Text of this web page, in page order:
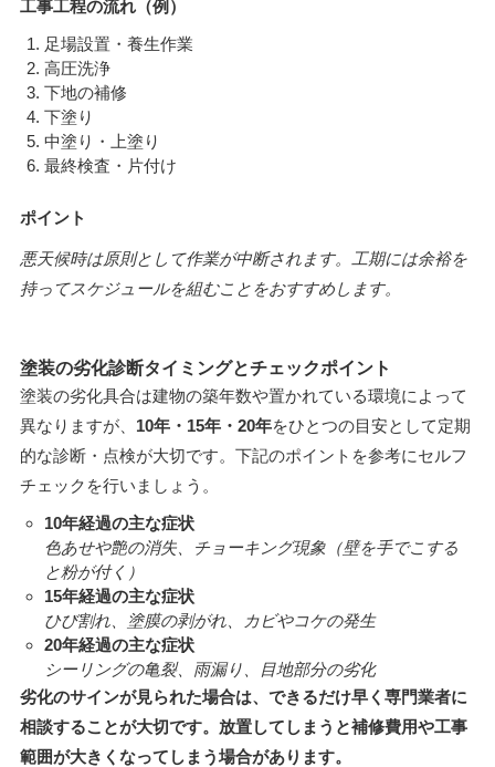
工事工程の流れ（例）
足場設置・養生作業
高圧洗浄
下地の補修
下塗り
中塗り・上塗り
最終検査・片付け
ポイント
悪天候時は原則として作業が中断されます。工期には余裕を
持ってスケジュールを組むことをおすすめします。
塗装の劣化診断タイミングとチェックポイント
塗装の劣化具合は建物の築年数や置かれている環境によって
異なりますが、 10年・15年・20年をひとつの目安として定期
的な診断・点検が大切です。下記のポイントを参考にセルフ
チェックを行いましょう。
10年経過の主な症状
色あせや艶の消失、チョーキング現象（壁を手でこする
と粉が付く）
15年経過の主な症状
ひび割れ、塗膜の剥がれ、カビやコケの発生
20年経過の主な症状
シーリングの亀裂、雨漏り、目地部分の劣化
劣化のサインが見られた場合は、できるだけ早く専門業者に
相談することが大切です。放置してしまうと補修費用や工事
範囲が大きくなってしまう場合があります。